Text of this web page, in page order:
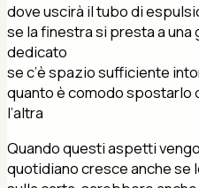
dove uscirà il tubo di
se la finestra si presta a una
dedicato
se c’è spazio sufficiente
quanto è comodo spostarlo
l’altra
Quando questi aspetti
quotidiano cresce anche